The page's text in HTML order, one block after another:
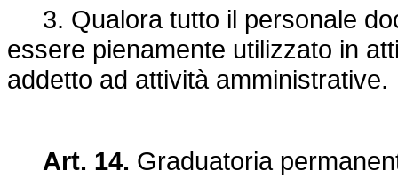
3. Qualora tutto il personale
essere pienamente utilizzato in
addetto ad attività amministrative.
Art. 14. Graduatoria